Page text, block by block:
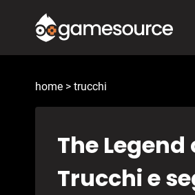
contenuto
home > trucchi
The
Trucchi e